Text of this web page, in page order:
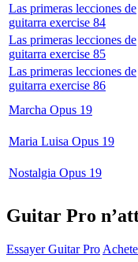
Las primeras lecciones de
guitarra exercise 84
Las primeras lecciones de
guitarra exercise 85
Las primeras lecciones de
guitarra exercise 86
Marcha Opus 19
Maria Luisa Opus 19
Nostalgia Opus 19
Guitar Pro
Essayer Guitar Pro